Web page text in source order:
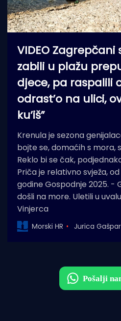
VIDEO
zabili u plažu
djece, pa raspalili
odrast’o na ulici,
ku’iš”
Krenula je sezona
bojte se, domaćih s mora,
Reklo bi se čak,
Priča je relativno svježa,
godine Gospodnje 2025. -
došli na more. Uletili u
Vinjerca
Morski HR Jurica Gašpar